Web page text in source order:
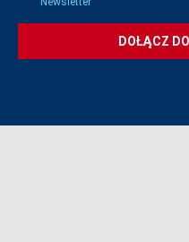
DOŁĄCZ